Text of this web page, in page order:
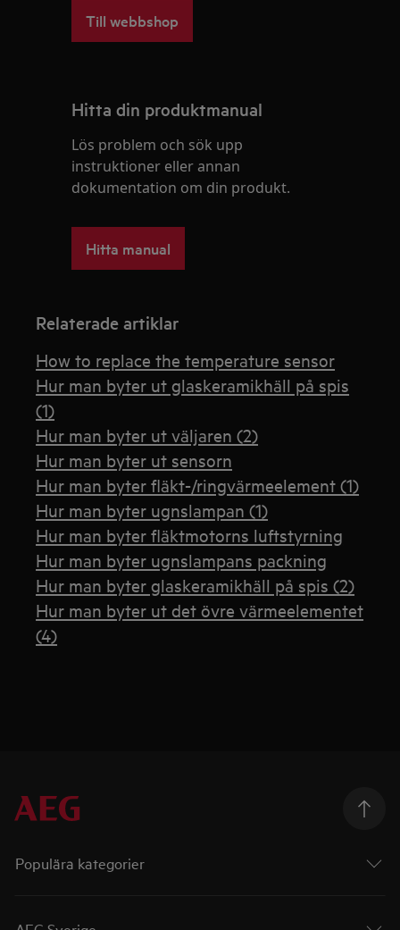
Till webbshop
Hitta din produktmanual
Lös problem och sök upp
instruktioner eller annan
dokumentation om din produkt.
Hitta manual
Relaterade artiklar
How to replace the temperature sensor
Hur man byter ut glaskeramikhäll på spis
(1)
Hur man byter ut väljaren (2)
Hur man byter ut sensorn
Hur man byter fläkt-/ringvärmeelement (1)
Hur man byter ugnslampan (1)
Hur man byter fläktmotorns luftstyrning
Hur man byter ugnslampans packning
Hur man byter glaskeramikhäll på spis (2)
Hur man byter ut det övre värmeelementet
(4)
Populära kategorier